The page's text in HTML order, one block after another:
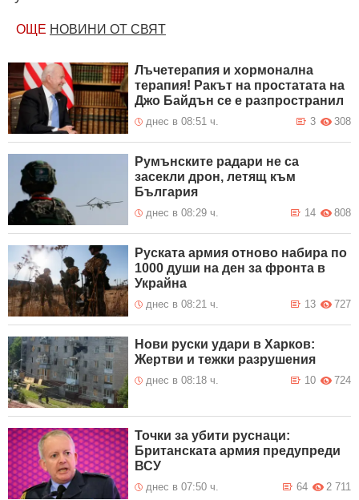
ОЩЕ НОВИНИ ОТ СВЯТ
Лъчетерапия и хормонална
терапия! Ракът на простатата на
Джо Байдън се е разпространил
днес в 08:51 ч. 308
3
Румънските радари не са
засекли дрон, летящ към
България
днес в 08:29 ч. 808
14
Руската армия отново набира по
1000 души на ден за фронта в
Украйна
днес в 08:21 ч. 727
13
Нови руски удари в Харков:
Жертви и тежки разрушения
днес в 08:18 ч. 724
10
Точки за убити руснаци:
Британската армия предупреди
ВСУ
днес в 07:50 ч. 2 711
64